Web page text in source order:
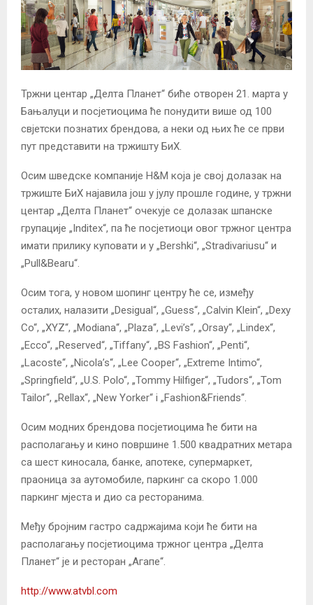
Тржни центар „Делта Планет“ биће отворен 21. марта у
Бањалуци и посјетиоцима ће понудити више од 100
свјетски познатих брендова, а неки од њих ће се први
пут представити на тржишту БиХ.
Осим шведске компаније H&M која је свој долазак на
тржиште БиХ најавила још у јулу прошле године, у тржни
центар „Делта Планет“ очекује се долазак шпанске
групације „Inditex“, па ће посјетиоци овог тржног центра
имати прилику куповати и у „Bershki“, „Stradivariusu“ и
„Pull&Bearu“.
Осим тога, у новом шопинг центру ће се, између
осталих, налазити „Desigual“, „Guess“, „Calvin Klein“, „Dexy
Co“, „XYZ“, „Modiana“, „Plaza“, „Levi’s“, „Orsay“, „Lindex“,
„Ecco“, „Reserved“, „Tiffany“, „BS Fashion“, „Penti“,
„Lacoste“, „Nicola’s“, „Lee Cooper“, „Extreme Intimo“,
„Springfield“, „U.S. Polo“, „Tommy Hilfiger“, „Tudors“, „Tom
Tailor“, „Rellax“, „New Yorker“ i „Fashion&Friends“.
Осим модних брендова посјетиоцима ће бити на
располагању и кино површине 1.500 квадратних метара
са шест киносала, банке, апотеке, супермаркет,
праоница за аутомобиле, паркинг са скоро 1.000
паркинг мјеста и дио са ресторанима.
Међу бројним гастро садржајима који ће бити на
располагању посјетиоцима тржног центра „Делта
Планет“ је и ресторан „Агапе“.
http://www.atvbl.com